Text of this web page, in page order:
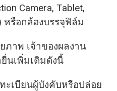
Camera, Tablet,
หรือกล้องบรรจุฟิล์ม
ภาพ เจ้าของผลงาน
นเพิ่มเติมดังนี้
ะเบียนผู้บังคับหรือปล่อย